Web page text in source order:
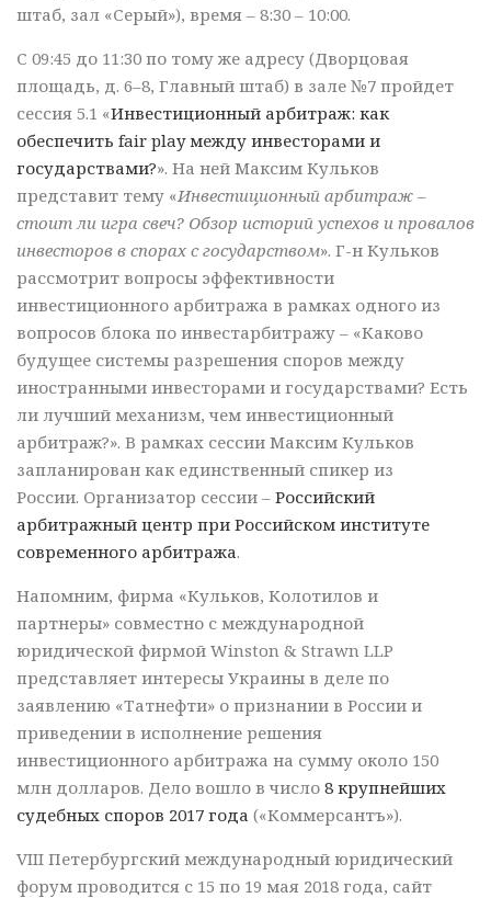
штаб, зал «Серый»), время – 8:30 – 10:00.
С 09:45 до 11:30 по тому же адресу (Дворцовая
площадь, д. 6–8, Главный штаб) в зале №7 пройдет
сессия 5.1 «Инвестиционный арбитраж: как
обеспечить fair play между инвесторами и
государствами?». На ней Максим Кульков
представит тему «Инвестиционный арбитраж –
стоит ли игра свеч? Обзор историй успехов и провалов
инвесторов в спорах с государством». Г-н Кульков
рассмотрит вопросы эффективности
инвестиционного арбитража в рамках одного из
вопросов блока по инвестарбитражу – «Каково
будущее системы разрешения споров между
иностранными инвесторами и государствами? Есть
ли лучший механизм, чем инвестиционный
арбитраж?». В рамках сессии Максим Кульков
запланирован как единственный спикер из
России. Организатор сессии – Российский
арбитражный центр при Российском институте
современного арбитража.
Напомним, фирма «Кульков, Колотилов и
партнеры» совместно с международной
юридической фирмой Winston & Strawn LLP
представляет интересы Украины в деле по
заявлению «Татнефти» о признании в России и
приведении в исполнение решения
инвестиционного арбитража на сумму около 150
млн долларов. Дело вошло в число 8 крупнейших
судебных споров 2017 года («Коммерсантъ»).
VIII Петербургский международный юридический
форум проводится с 15 по 19 мая 2018 года, сайт